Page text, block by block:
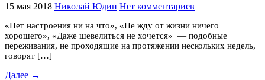
15 мая 2018 Николай Юдин Нет комментариев
«Нет настроения ни на что», «Не жду от жизни ничего
хорошего», «Даже шевелиться не хочется» — подобные
переживания, не проходящие на протяжении нескольких недель,
говорят […]
Далее →